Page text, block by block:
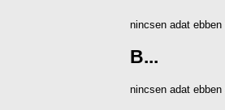
nincsen adat
B...
nincsen adat